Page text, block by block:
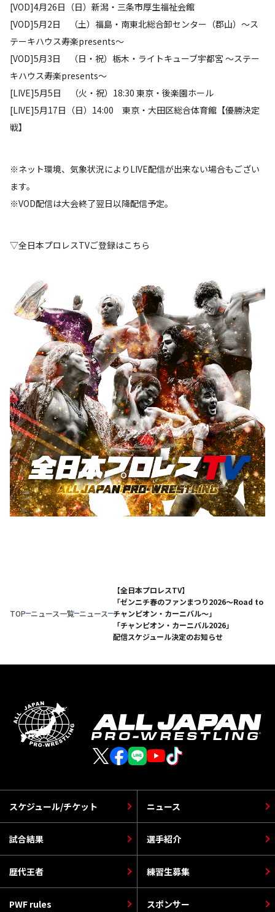
[VOD]4月26日（日）新潟・三条市厚生福祉会館
[VOD]5月2日 （土）福島・南東北総合卸センター（郡山）～ス
テーキハウス寿楽presents～
[VOD]5月3日 （日・祝）栃木・ライトキューブ宇都宮 ～ステー
キハウス寿楽presents～
[LIVE]5月5日 （火・祝）18:30 東京・後楽園ホール
[LIVE]5月17日（日）14:00 東京・大田区総合体育館【優勝決定
戦】
※ネット環境、気象状況によりLIVE配信が出来ない場合もござい
ます。
※VOD配信は大会終了翌日以降配信予定。
▽全日本プロレスTVご登録はこちら
TOP ニュース一覧 ニュース
【全日本プロレスTV】
「ゼンニチ春のファンまつり2026〜Road to
チャンピオン・カーニバル〜」
「チャンピオン・カーニバル2026」
配信スケジュール決定のお知らせ
スケジュール/チケット
選手紹介
PWF rules
ニュース
歴代王者
スポンサー
試合結果
練習生募集